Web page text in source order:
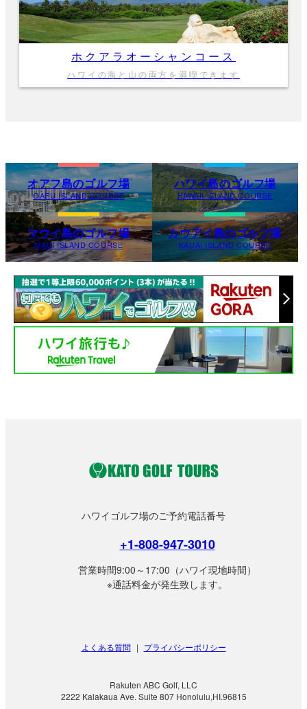
ホクアラオーシャンコース
ハワイの海と山の両方を満喫できます
オアフ島のゴルフ場
OAFU ISLAND COURSE
ハワイ島のゴルフ場
HAWAII ISLAND COURSE
マウイ島のゴルフ場
MAUI ISLAND COURSE
カウアイ島のゴルフ場
KAUAI ISLAND COURSE
ハワイゴルフ場のご予約電話番号
+1-808-947-3010
営業時間9:00～17:00（ハワイ現地時間）
※通話料金が発生致します。
よくある質問 | プライバシーポリシー
Rakuten ABC Golf, LLC
2222 Kalakaua Ave. Suite 807 Honolulu,HI.96815